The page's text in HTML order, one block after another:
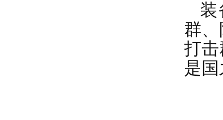
装
群
打
是